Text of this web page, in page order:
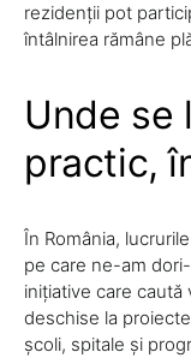
rezidenții pot
întâlnirea rămâne
Unde se
practic,
În România,
pe care ne-am
inițiative care
deschise la
școli, spitale și